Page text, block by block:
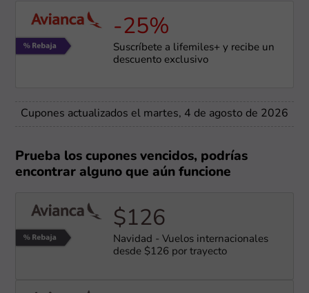
-25%
Suscríbete a lifemiles+ y recibe un
descuento exclusivo
Cupones actualizados el martes, 4 de agosto de 2026
Prueba los cupones vencidos, podrías
encontrar alguno que aún funcione
$126
Navidad - Vuelos internacionales
desde $126 por trayecto